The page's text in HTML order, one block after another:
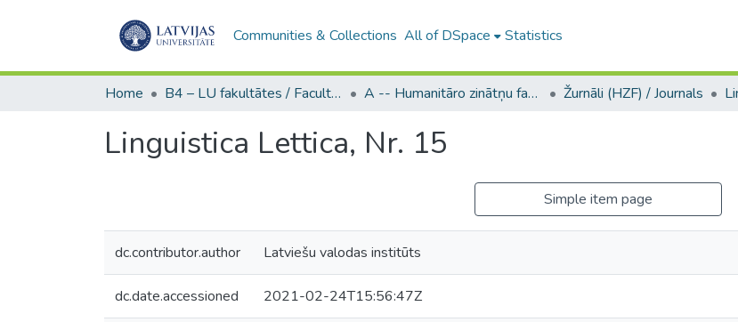
Communities & Collections All of DSpace Statistics
Home B4 – LU fakultātes / Faculties of the UL A -- Humanitāro zinātņu fakultāte / Faculty of Humanities Žurnāli (HZF) / Journals
Linguistica Lettica, Nr. 15
Simple item page
dc.contributor.author Latviešu valodas institūts
dc.date.accessioned 2021-02-24T15:56:47Z